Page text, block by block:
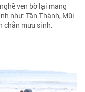
ven bờ lại mang
như: Tân Thành, Mũi
chằn mưu sinh.